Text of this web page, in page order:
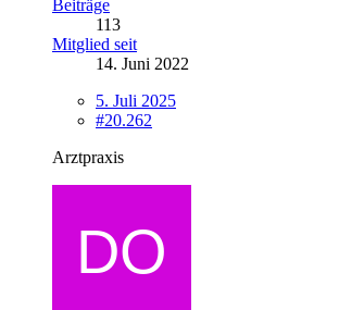
Beiträge
113
Mitglied seit
14. Juni 2022
5. Juli 2025
#20.262
Arztpraxis